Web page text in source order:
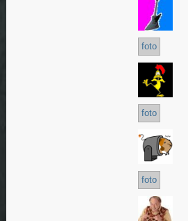
foto
foto
foto